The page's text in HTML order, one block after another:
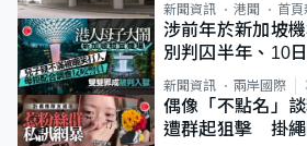
新聞資訊 港聞 首頁
涉前年於新加坡
別判囚半年、10日
新聞資訊 兩岸國際
偶像「不點名」
遭群起狙擊 掛繩